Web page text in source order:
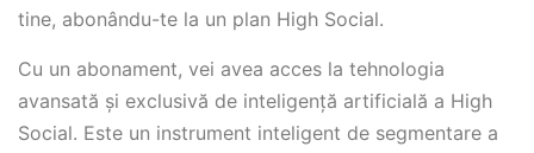
tine, abonându-te la un plan High Social.
Cu un abonament, vei avea acces la tehnologia
avansată și exclusivă de inteligență artificială a High
Social. Este un instrument inteligent de segmentare a